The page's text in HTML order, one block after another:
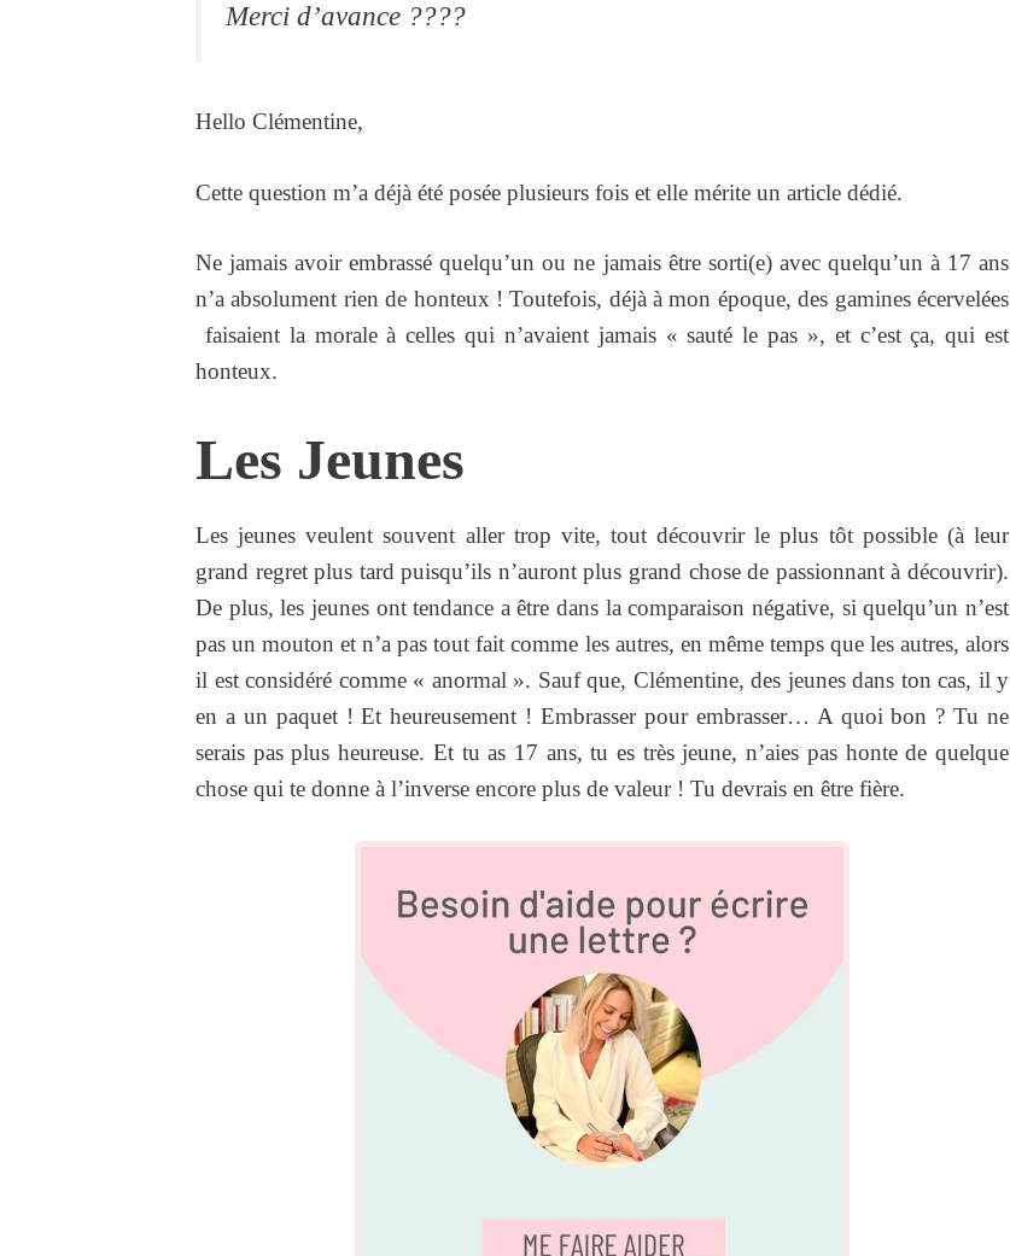
Merci d’avance ????
Hello Clémentine,
Cette question m’a déjà été posée plusieurs fois et elle mérite un article dédié.
Ne jamais avoir embrassé quelqu’un ou ne jamais être sorti(e) avec quelqu’un à 17 ans
n’a absolument rien de honteux ! Toutefois, déjà à mon époque, des gamines écervelées
faisaient la morale à celles qui n’avaient jamais « sauté le pas », et c’est ça, qui est
honteux.
Les Jeunes
Les jeunes veulent souvent aller trop vite, tout découvrir le plus tôt possible (à leur
grand regret plus tard puisqu’ils n’auront plus grand chose de passionnant à découvrir).
De plus, les jeunes ont tendance a être dans la comparaison négative, si quelqu’un n’est
pas un mouton et n’a pas tout fait comme les autres, en même temps que les autres, alors
il est considéré comme « anormal ». Sauf que, Clémentine, des jeunes dans ton cas, il y
en a un paquet ! Et heureusement ! Embrasser pour embrasser… A quoi bon ? Tu ne
serais pas plus heureuse. Et tu as 17 ans, tu es très jeune, n’aies pas honte de quelque
chose qui te donne à l’inverse encore plus de valeur ! Tu devrais en être fière.